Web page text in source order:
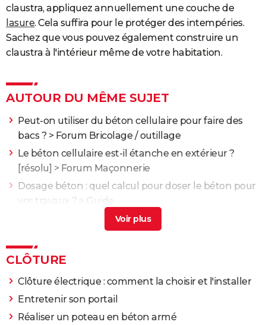
claustra, appliquez annuellement une couche de
lasure. Cela suffira pour le protéger des intempéries.
Sachez que vous pouvez également construire un
claustra à l'intérieur même de votre habitation.
AUTOUR DU MÊME SUJET
Peut-on utiliser du béton cellulaire pour faire des
bacs ? > Forum Bricolage / outillage
Le béton cellulaire est-il étanche en extérieur ?
[résolu] > Forum Maçonnerie
Dosage béton : quel calcul pour doser le béton pour
vos travaux ? > Guide
Comment enlever de le moquette collée sur du
Forum Bricolage / outillage
Comment étanchéiser un regard d'évacuation
d'eau de pluie ?
CLÔTURE
Clôture électrique : comment la choisir et l'installer
Entretenir son portail
Réaliser un poteau en béton armé